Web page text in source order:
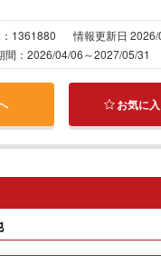
1361880
情報更新日 2026/
間：2026/04/06～2027/05/31
お気に